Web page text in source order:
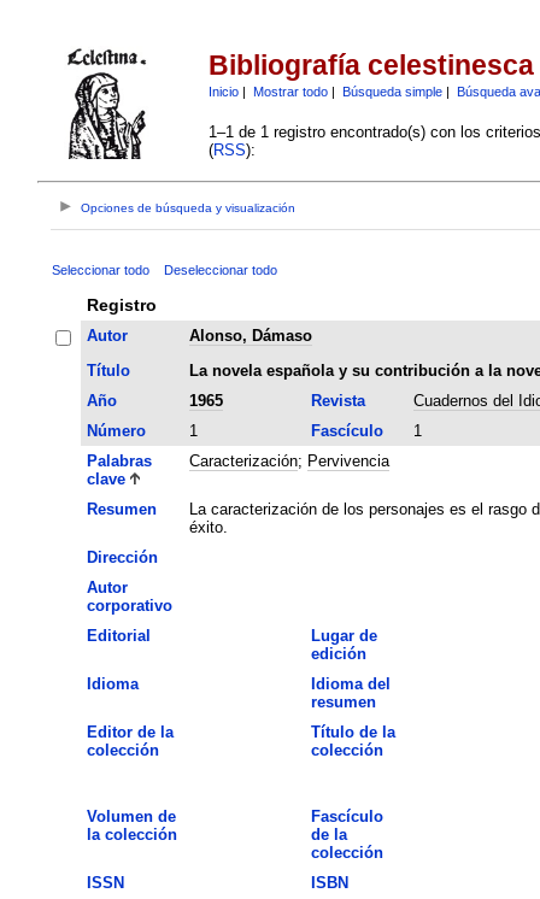
Bibliografía celestinesca
Inicio| Mostrar todo| Búsqueda simple| Búsqueda
1–1 de 1 registro encontrado(s) con los
(RSS):
Opciones de búsqueda y visualización
Seleccionar todo Deseleccionar todo
Registro
Autor
Alonso, Dámaso
Título
La novela española y su contribución a la
Año
1965 Revista
Cuadernos del
Número
1 Fascículo
1
Palabras
clave
Caracterización; Pervivencia
Resumen
La caracterización de los personajes es el rasgo
éxito.
Dirección
Autor
corporativo
Editorial
Lugar de
edición
Idioma
Idioma del
resumen
Editor de la
colección
Título de la
colección
Volumen de
la colección
Fascículo
de la
colección
ISSN
ISBN